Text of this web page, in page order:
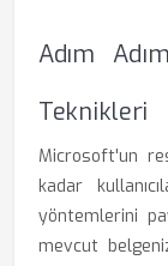
Adım
Teknikleri
Microsoft'un
kadar
yöntemlerini
mevcut